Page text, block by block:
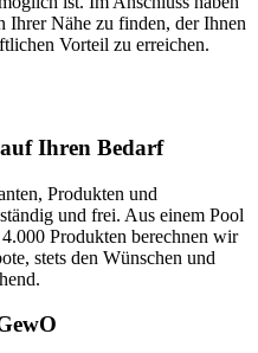
Ihrer Nähe zu finden, der Ihnen
Vorteil zu erreichen.
Ihren Bedarf
Produkten und
und frei. Aus einem Pool
Produkten berechnen wir
stets den Wünschen und